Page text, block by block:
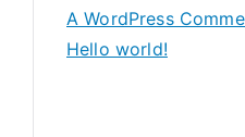
A WordPress
Hello world!